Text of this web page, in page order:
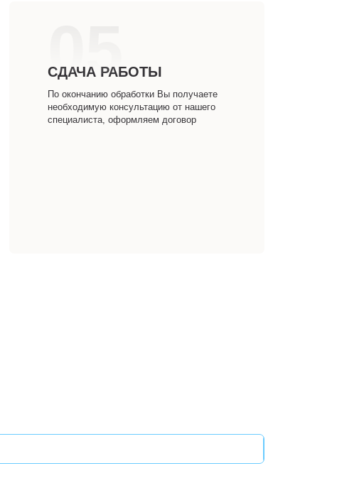
05
СДАЧА РАБОТЫ
По окончанию обработки Вы получаете
необходимую консультацию от нашего
специалиста, оформляем договор